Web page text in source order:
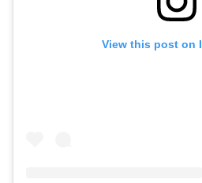
View this post on